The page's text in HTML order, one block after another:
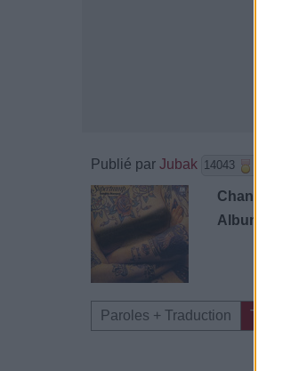
Publié par Jubak 14043
Chanteurs :
Albums :
Paroles + Traduction